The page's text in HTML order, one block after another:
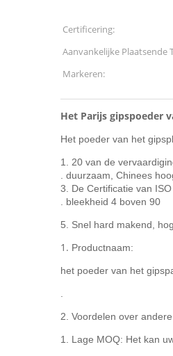
Certificering:
Aanvankelijke Plaatsende
Markeren:
Het Parijs gipspoeder
Het poeder van het
1. 20 van de
. duurzaam, Chinees
3. De Certificatie van ISO
. bleekheid 4 boven 90
5. Snel hard makend,
1. Productnaam:
het poeder van het
2. Voordelen over
1. Lage MOQ: Het kan